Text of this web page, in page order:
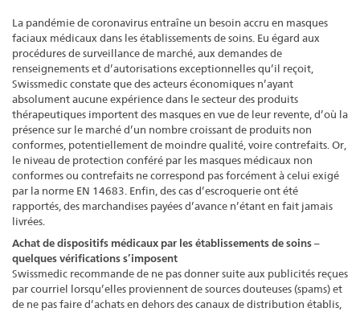
La pandémie de coronavirus entraîne un besoin accru en masques
faciaux médicaux dans les établissements de soins. Eu égard aux
procédures de surveillance de marché, aux demandes de
renseignements et d’autorisations exceptionnelles qu’il reçoit,
Swissmedic constate que des acteurs économiques n’ayant
absolument aucune expérience dans le secteur des produits
thérapeutiques importent des masques en vue de leur revente, d’où la
présence sur le marché d’un nombre croissant de produits non
conformes, potentiellement de moindre qualité, voire contrefaits. Or,
le niveau de protection conféré par les masques médicaux non
conformes ou contrefaits ne correspond pas forcément à celui exigé
par la norme EN 14683. Enfin, des cas d’escroquerie ont été
rapportés, des marchandises payées d’avance n’étant en fait jamais
livrées.
Achat de dispositifs médicaux par les établissements de soins –
quelques vérifications s’imposent
Swissmedic recommande de ne pas donner suite aux publicités reçues
par courriel lorsqu’elles proviennent de sources douteuses (spams) et
de ne pas faire d’achats en dehors des canaux de distribution établis,